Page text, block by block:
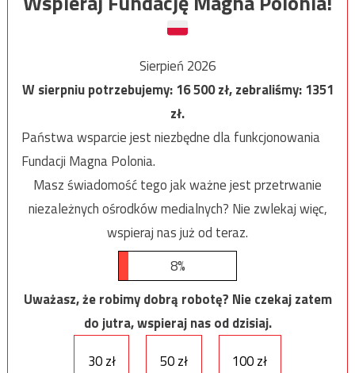
Sierpień 2026
W sierpniu potrzebujemy:16 500zł, zebraliśmy:1351
zł.
Państwa wsparcie jest niezbędne dla funkcjonowania
Fundacji Magna Polonia.
Masz świadomość tego jak ważne jest przetrwanie
niezależnych ośrodków medialnych? Nie zwlekaj więc,
wspieraj nas już od teraz.
8%
Uważasz, że robimy dobrą robotę? Nie czekaj zatem
do jutra, wspieraj nas od dzisiaj.
30 zł
50 zł 100 zł